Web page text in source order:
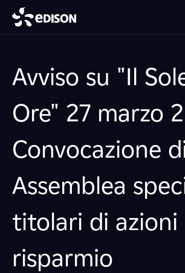
Avviso su "Il
Ore" 27 marzo
Convocazione
Assemblea
titolari di azioni
risparmio